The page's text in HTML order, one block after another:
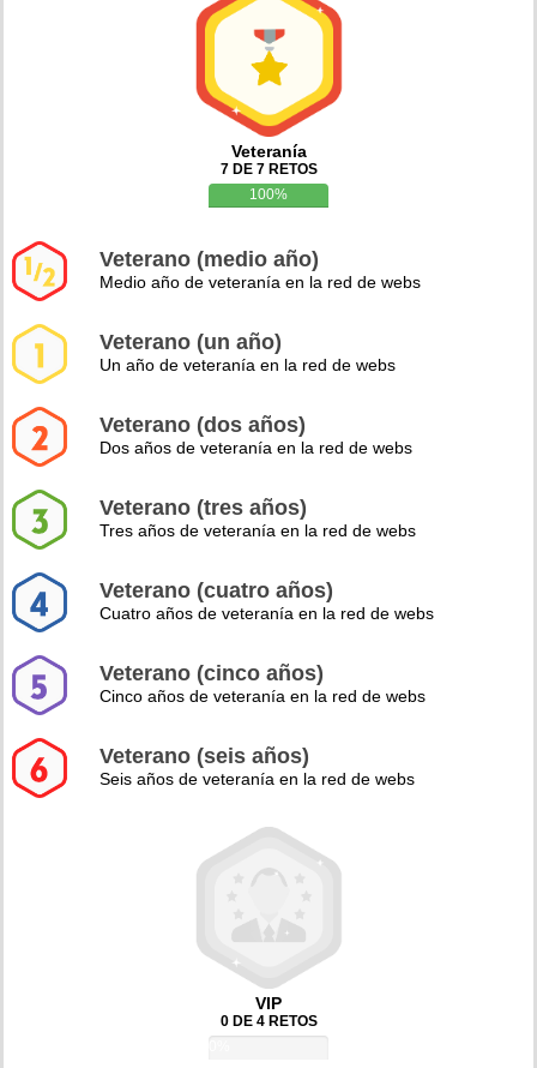
Veteranía
7 DE 7 RETOS
100%
Veterano (medio año)
Medio año de veteranía en la red de webs
Veterano (un año)
Un año de veteranía en la red de webs
Veterano (dos años)
Dos años de veteranía en la red de webs
Veterano (tres años)
Tres años de veteranía en la red de webs
Veterano (cuatro años)
Cuatro años de veteranía en la red de webs
Veterano (cinco años)
Cinco años de veteranía en la red de webs
Veterano (seis años)
Seis años de veteranía en la red de webs
VIP
0 DE 4 RETOS